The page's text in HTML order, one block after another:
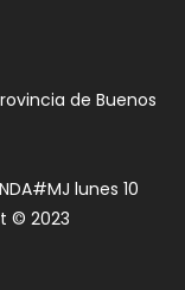
de Buenos
lunes 10
© 2023